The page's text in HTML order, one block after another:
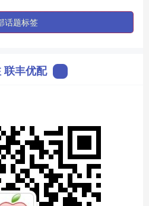
话题标签
联丰优配